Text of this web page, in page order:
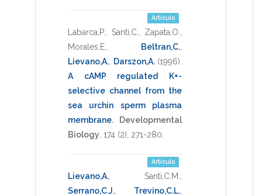
Artículo
Labarca,P. Santi,C. Zapata,O.
Morales,E.
Beltran,C.
Lievano,A. Darszon,A. (1996)
A cAMP regulated K+-
selective channel from the
sea urchin sperm plasma
membrane.
Developmental
Biology 174 (2), 271-280
Artículo
Lievano,A. Santi,C.M.
Serrano,C.J.
Trevino,C.L.